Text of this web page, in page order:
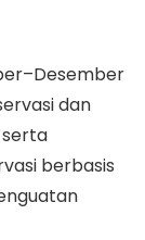
dan
berbasis